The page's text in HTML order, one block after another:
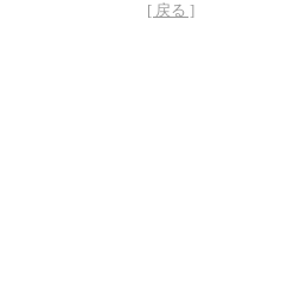
[ 戻る ]